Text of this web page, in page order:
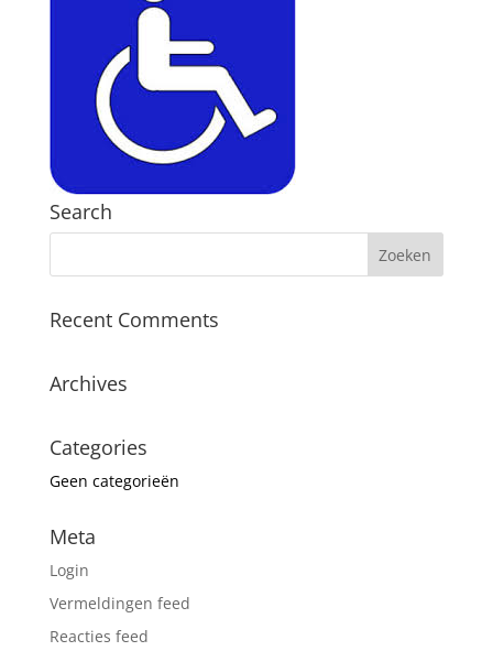
Search
Recent Comments
Archives
Categories
Geen categorieën
Meta
Login
Vermeldingen feed
Reacties feed